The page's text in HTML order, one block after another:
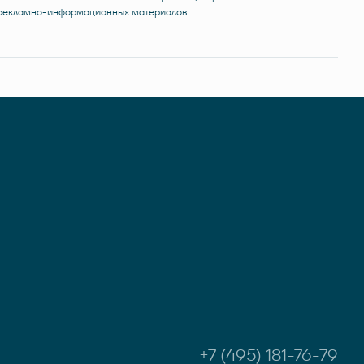
информационных материалов
+7 (495) 181-76-79